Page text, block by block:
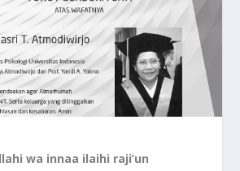
wa innaa ilaihi raji’un